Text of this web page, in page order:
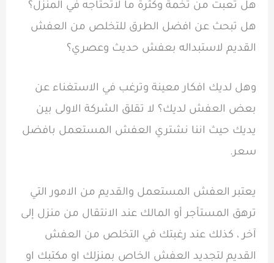
هل تعبت من تخمة وكثرة ما لاتحتاجه في المنزل؟
هل تبحث عن افضل الطرق للتخلص من العفش
القديم لاستبداله بعفش حديث وعصري؟
وهل لديك افكار معينة وترغب في الاستغناء عن
بعض العفش لديك؟ لا تقلق الشركة الاولى بين
يديك حيث اننا نشتري العفش المستعمل بافضل
سعر.
يعتبر العفش المستعمل والقديم من الامور التي
ترهق المستأجر أو المالك عند الانتقال من منزل إلى
آخر ، كذلك عند رغبتك في التخلص من العفش
القديم لتجديد العفش الخاص بمنزلك او مكتبك او